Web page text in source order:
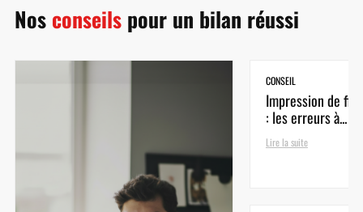
Nosconseilspour un bilan réussi
CONSEIL
Impression de
: les erreurs à...
Lire la suite